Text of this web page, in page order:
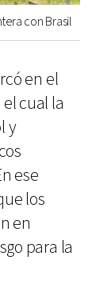
con Brasil
en el
cual la
y
ese
los
en
para la